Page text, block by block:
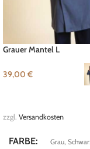
Grauer Mantel L
39,00 €
zzgl. Versandkosten
FARBE Grau,